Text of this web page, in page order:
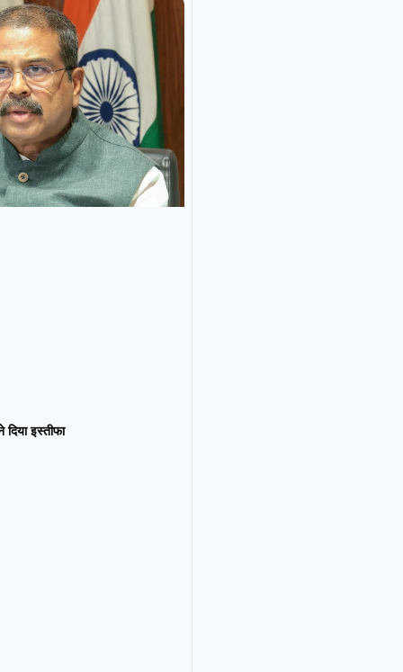
दिया इस्तीफा